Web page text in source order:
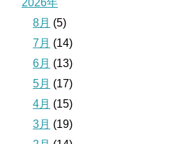
2026年
8月 (5)
7月 (14)
6月 (13)
5月 (17)
4月 (15)
3月 (19)